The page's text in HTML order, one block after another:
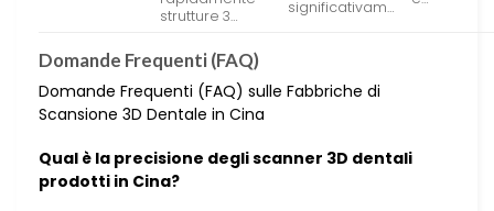
strutture 3…
significativam…
Domande Frequenti (FAQ)
Domande Frequenti (FAQ) sulle Fabbriche di
Scansione 3D Dentale in Cina
Qual è la precisione degli scanner 3D dentali
prodotti in Cina?